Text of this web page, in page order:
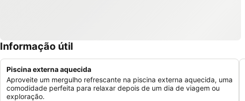
Informação útil
Piscina externa aquecida
Aproveite um mergulho refrescante na piscina externa aquecida, uma
comodidade perfeita para relaxar depois de um dia de viagem ou
exploração.